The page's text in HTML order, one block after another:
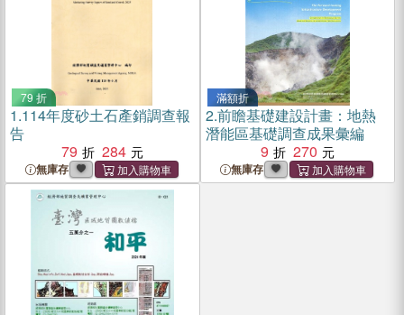
79 折
1.114年度砂土石產銷調查報
告
79
284
無庫存
滿額折
2.前瞻基礎建設計畫：地熱
潛能區基礎調查成果彙編
9
270
無庫存